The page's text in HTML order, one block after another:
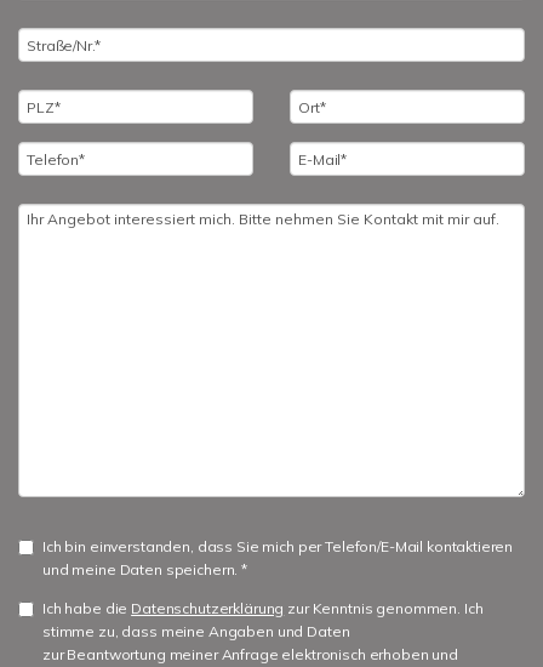
Ich bin einverstanden, dass Sie mich per Telefon/E-Mail kontaktieren
und meine Daten speichern. *
Ich habe die Datenschutzerklärung zur Kenntnis genommen. Ich
stimme zu, dass meine Angaben und Daten
zur Beantwortung meiner Anfrage elektronisch erhoben und